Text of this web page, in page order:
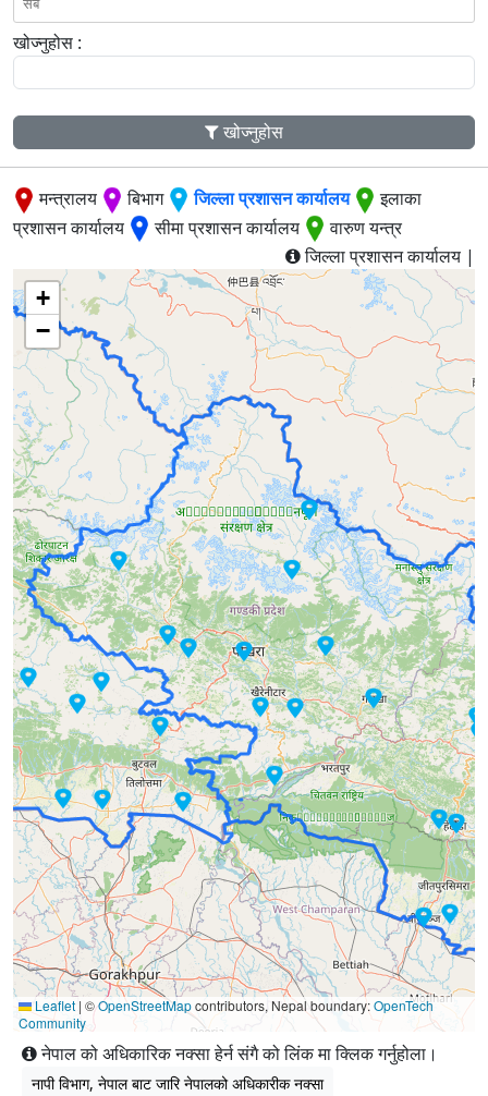
खोज्नुहोस :
खोज्नुहोस
मन्त्रालय बिभाग जिल्ला प्रशासन कार्यालय
इलाका
प्रशासन कार्यालय
सीमा प्रशासन कार्यालय
वारुण यन्त्र
जिल्ला प्रशासन कार्यालय |
+
−
Leaflet | ©OpenStreetMapcontributors, Nepal boundary:OpenTech
Community
नेपाल को अधिकारिक नक्सा हेर्न संगै को लिंक मा क्लिक गर्नुहोला।
नापी विभाग, नेपाल बाट जारि नेपालको अधिकारीक नक्सा